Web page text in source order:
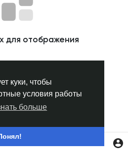
куки, чтобы
условия работы
больше
для отображения